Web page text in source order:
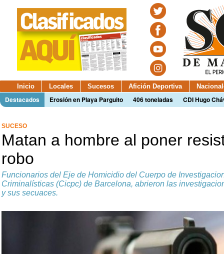
Inicio Locales Sucesos Afición Deportiva
Destacados Erosión en Playa Parguito 406 toneladas CDI Hugo
SUCESO
Matan a hombre al poner
robo
Funcionarios del Eje de Homicidio del Cuerpo de
Criminalísticas (Cicpc) de Barcelona, abrieron las
y sus secuaces.